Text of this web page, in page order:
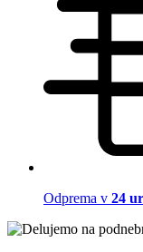
Odprema v 24